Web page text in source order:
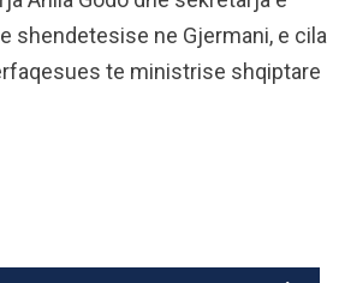
shendetesise ne Gjermani, e cila
te ministrise shqiptare